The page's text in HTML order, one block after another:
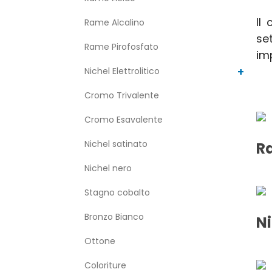
Il
Rame Alcalino
Rame Pirofosfato
Nichel Elettrolitico
Cromo Trivalente
Cromo Esavalente
Nichel satinato
Nichel nero
Stagno cobalto
Bronzo Bianco
Ottone
Coloriture